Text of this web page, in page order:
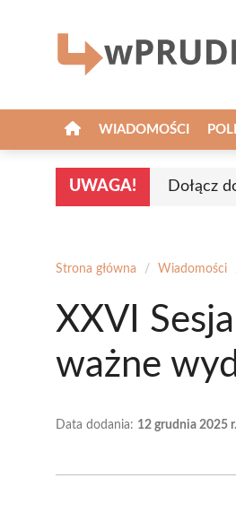
WIADOMOŚCI
UWAGA! Dołącz
Strona główna / Wiadomości
XXVI
ważne
Data dodania: 12 grudnia 2025 r.